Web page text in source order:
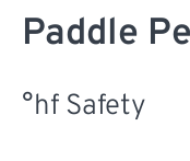
Paddle
°hf Safety